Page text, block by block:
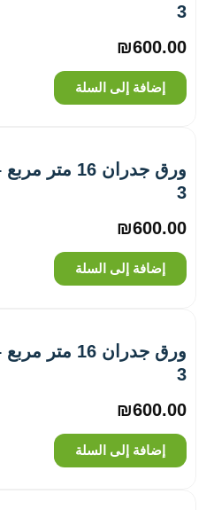
3
₪600.00
إضافة إلى السلة
3
₪600.00
إضافة إلى السلة
3
₪600.00
إضافة إلى السلة